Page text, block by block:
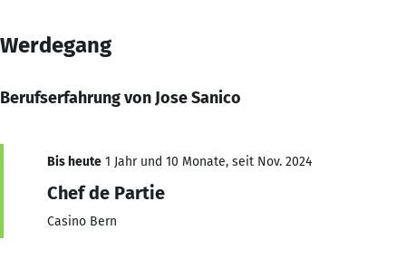
Werdegang
Berufserfahrung von Jose Sanico
Bis heute 1 Jahr und 10 Monate, seit Nov. 2024
Chef de Partie
Casino Bern